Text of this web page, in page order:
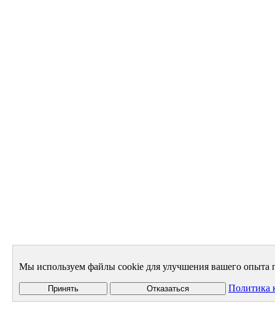
Мы используем файлы cookie для улучшения вашего опыта
Принять Отказаться Политика